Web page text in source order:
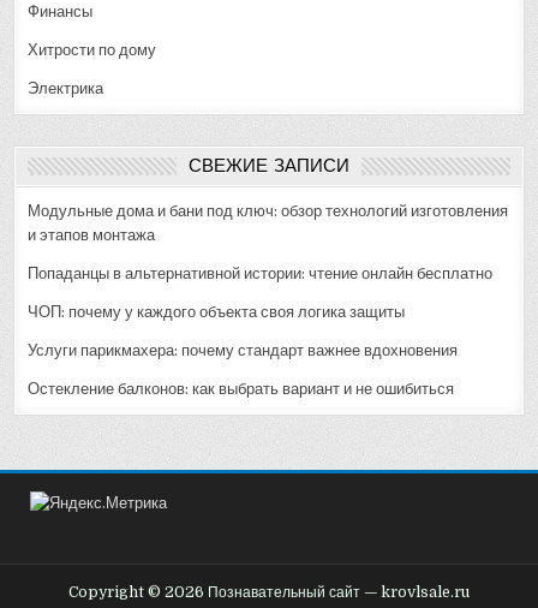
Финансы
Хитрости по дому
Электрика
СВЕЖИЕ ЗАПИСИ
Модульные дома и бани под ключ: обзор технологий изготовления
и этапов монтажа
Попаданцы в альтернативной истории: чтение онлайн бесплатно
ЧОП: почему у каждого объекта своя логика защиты
Услуги парикмахера: почему стандарт важнее вдохновения
Остекление балконов: как выбрать вариант и не ошибиться
Copyright © 2026 Познавательный сайт — krovlsale.ru